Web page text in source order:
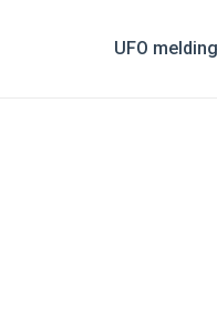
UFO